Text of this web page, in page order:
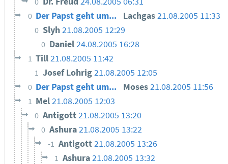
0 Der Papst geht um... Lachgas21.08.2005 11:33
0 Slyh21.08.2005 12:29
0 Daniel24.08.2005 16:28
1 Till21.08.2005 11:42
1 Josef Lohrig21.08.2005 12:05
0 Der Papst geht um... Moses21.08.2005 11:56
1 Mel21.08.2005 12:03
0 Antigott21.08.2005 13:20
0 Ashura21.08.2005 13:22
-1 Antigott21.08.2005 13:26
1 Ashura21.08.2005 13:32